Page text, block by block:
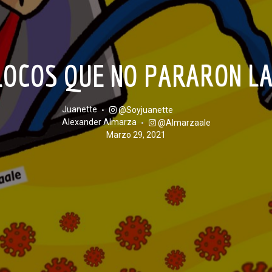
QUE NO PARARON
Juanette
@soyjuanette
Alexander Almarza
@almarzaale
marzo 29, 2021